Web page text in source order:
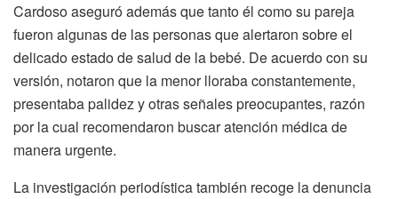
Cardoso aseguró además que tanto él como su pareja
fueron algunas de las personas que alertaron sobre el
delicado estado de salud de la bebé. De acuerdo con su
versión, notaron que la menor lloraba constantemente,
presentaba palidez y otras señales preocupantes, razón
por la cual recomendaron buscar atención médica de
manera urgente.
La investigación periodística también recoge la denuncia